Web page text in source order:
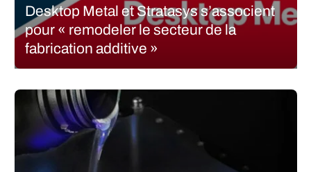
Desktop Metal et Stratasys s’associent
pour « remodeler le secteur de la
fabrication additive »
question de la croissance externe constitue une véritable
tendance pour le marché de l’impression 3D depuis un certain
temps. Après des années d’expansion et l’arrivée d’un nombre
croissant…
LIRE LA SUITE